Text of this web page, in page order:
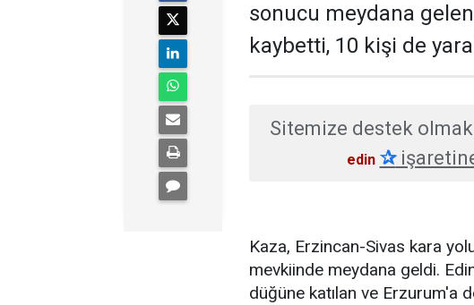
sonucu meydana
kaybetti, 10 kişi de
Sitemize destek
edin ✰
Kaza, Erzincan-Sivas kara
mevkiinde meydana geldi.
düğüne katılan ve Erzurum'a